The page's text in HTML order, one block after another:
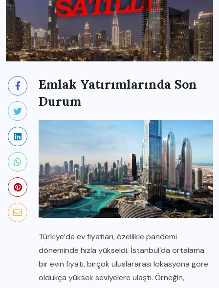
Emlak Yatırımlarında Son
Durum
Türkiye’de ev fiyatları, özellikle pandemi
döneminde hızla yükseldi. İstanbul’da ortalama
bir evin fiyatı, birçok uluslararası lokasyona göre
oldukça yüksek seviyelere ulaştı. Örneğin,